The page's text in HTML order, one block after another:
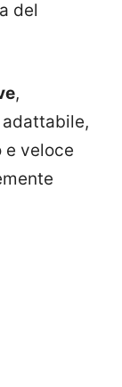
del
,
e veloce